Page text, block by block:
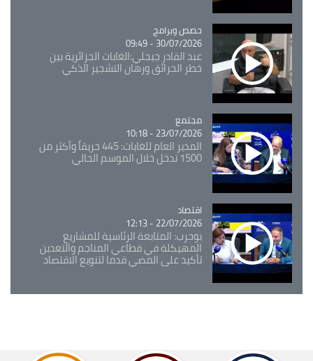
Catégorie
حصص وبرامج
30/07/2026 - 09:49
عبد القادر جيجلي:الغابات الجزائرية بين
خطر الحرائق ورهان التشجير الذكي
Catégorie
مجتمع
23/07/2026 - 10:18
المدير العام للغابات: 445 حريقاً وأكثر من
1500 تدخل خلال الموسم الحالي
Catégorie
اقتصاد
22/07/2026 - 12:13
بوحرب: المتابعة الرئاسية للمشاريع
المهيكلة في قطاعي المناجم والتعدين
تأكيد على المضي قدما لتنويع الاقتصاد